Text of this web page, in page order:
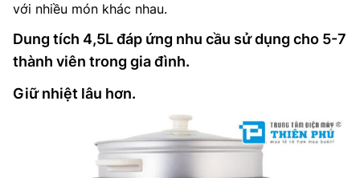
với nhiều món khác nhau.
Dung tích 4,5L đáp ứng nhu cầu sử dụng cho 5-7
thành viên trong gia đình.
Giữ nhiệt lâu hơn.